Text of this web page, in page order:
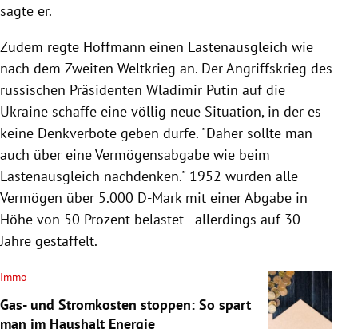
sagte er.
Zudem regte Hoffmann einen Lastenausgleich wie
nach dem Zweiten Weltkrieg an. Der Angriffskrieg des
russischen Präsidenten Wladimir Putin auf die
Ukraine schaffe eine völlig neue Situation, in der es
keine Denkverbote geben dürfe. "Daher sollte man
auch über eine Vermögensabgabe wie beim
Lastenausgleich nachdenken." 1952 wurden alle
Vermögen über 5.000 D-Mark mit einer Abgabe in
Höhe von 50 Prozent belastet - allerdings auf 30
Jahre gestaffelt.
Immo
Gas- und Stromkosten stoppen: So spart
man im Haushalt Energie